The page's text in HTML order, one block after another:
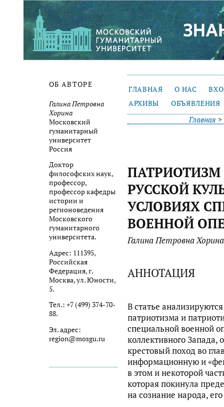
ОБ АВТОРЕ
Галина Петровна
Хорина
Московский
гуманитарный
университет
Россия
Доктор
философских наук,
профессор,
профессор кафедры
истории и
регионоведения
Московского
гуманитарного
университета.
Адрес: 111395,
Российская
Федерация, г.
Москва, ул. Юности,
5.
Тел.: +7 (499) 374-70-
88.
Эл. адрес:
region@mosgu.ru
ГЛАВНАЯ О НАС
АРХИВЫ
ОБЪЯВЛЕНИЯ
Главная >
ПАТРИОТИЗМ
РУССКОЙ
УСЛОВИЯХ
ВОЕННОЙ
Галина Петровна Хорина
АННОТАЦИЯ
В статье
патриотизма и
специальной военной
коллективного Запада,
крестовый поход во
информационную и
в этом и некоторой
которая покинула
на сознание народа,